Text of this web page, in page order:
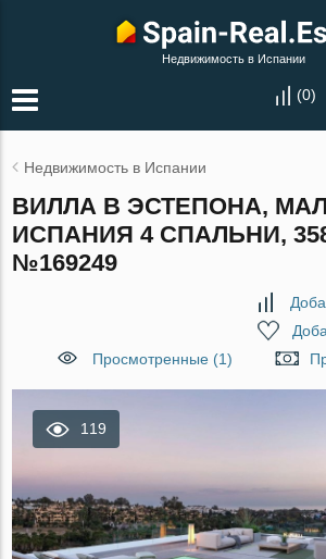
Недвижимость в Испании
(0)
Недвижимость в Испании
ВИЛЛА В ЭСТЕПОНА,
ИСПАНИЯ 4 СПАЛЬНИ,
№169249
Просмотренные (1)
119